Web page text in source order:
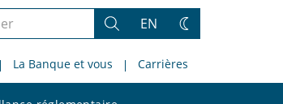
Rechercher
EN
Changez
thème
La Banque et vous Carrières